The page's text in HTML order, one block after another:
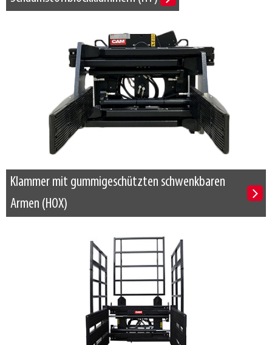
Klammer mit gummigeschützten schwenkbaren
Armen (HOX)